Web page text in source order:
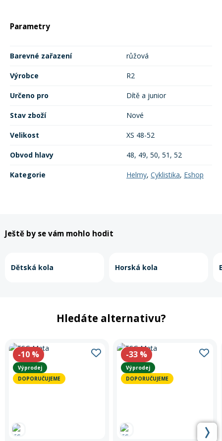
Parametry
Barevné zařazení růžová
Výrobce R2
Určeno pro Dítě a junior
Stav zboží Nové
Velikost XS 48-52
Obvod hlavy 48, 49, 50, 51, 52
Kategorie Helmy, Cyklistika, Eshop
Ještě by se vám mohlo hodit
Dětská kola Horská kola
Hledáte alternativu?
-10 %
Výprodej
DOPORUČUJEME
-33 %
Výprodej
DOPORUČUJEME